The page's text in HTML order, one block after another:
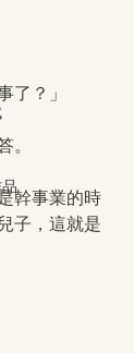
？」
事業的時
子，這就是